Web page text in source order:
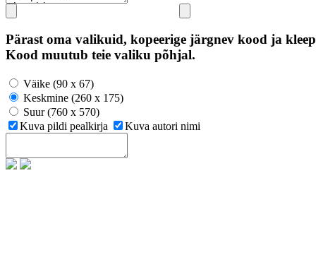
Pärast oma valikuid, kopeerige järgnev kood ja
Kood muutub teie valiku põhjal.
Väike (90 x 67)
Keskmine (260 x 175)
Suur (760 x 570)
Kuva pildi pealkirja
Kuva autori nimi